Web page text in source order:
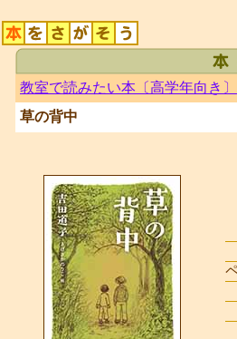
教室で読みたい本〔高学年向き〕
草の背中